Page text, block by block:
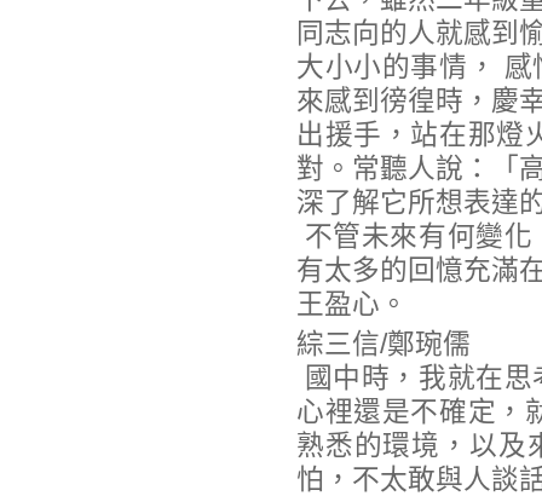
同志向的人就感到
大小小的事情，
來感到徬徨時，慶
出援手，站在那燈
對。常聽人說：「
深了解它所想表達
不管未來有何變
有太多的回憶充滿
王盈心。
綜三信/鄭琬儒
國中時，我就在
心裡還是不確定，
熟悉的環境，以及
怕，不太敢與人談